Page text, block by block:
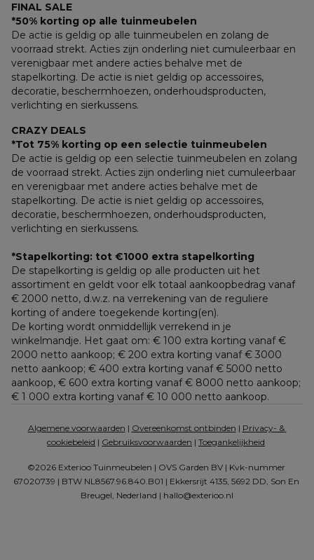
FINAL SALE
*50% korting op alle tuinmeubelen
De actie is geldig op alle tuinmeubelen en zolang de
voorraad strekt. Acties zijn onderling niet cumuleerbaar en
verenigbaar met andere acties behalve met de
stapelkorting. De actie is niet geldig op accessoires,
decoratie, beschermhoezen, onderhoudsproducten,
verlichting en sierkussens.
CRAZY DEALS
*Tot 75% korting op een selectie tuinmeubelen
De actie is geldig op een selectie tuinmeubelen en zolang
de voorraad strekt. Acties zijn onderling niet cumuleerbaar
en verenigbaar met andere acties behalve met de
stapelkorting. De actie is niet geldig op accessoires,
decoratie, beschermhoezen, onderhoudsproducten,
verlichting en sierkussens.
*Stapelkorting: tot €1000 extra stapelkorting
De stapelkorting is geldig op alle producten uit het
assortiment en geldt voor elk totaal aankoopbedrag vanaf
€ 2000 netto, d.w.z. na verrekening van de reguliere
korting of andere toegekende korting(en).
De korting wordt onmiddellijk verrekend in je
winkelmandje. Het gaat om: € 100 extra korting vanaf €
2000 netto aankoop; € 200 extra korting vanaf € 3000
netto aankoop; € 400 extra korting vanaf € 5000 netto
€ 1 000 extra korting vanaf € 10 000 netto aankoop.
Algemene voorwaarden | Overeenkomst ontbinden | Privacy- &
cookiebeleid | Gebruiksvoorwaarden | Toegankelijkheid
©2026 Exterioo Tuinmeubelen | OVS Garden BV | Kvk-nummer
67020739 | BTW NL8567.96.840.B01 | Ekkersrijt 4135, 5692 DD, Son En
Breugel, Nederland | hallo@exterioo.nl